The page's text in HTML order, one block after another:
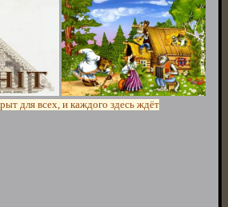
для всех, и каждого здесь ждёт